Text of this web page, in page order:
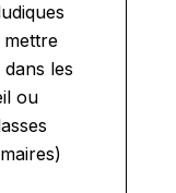
mettre
les
ou